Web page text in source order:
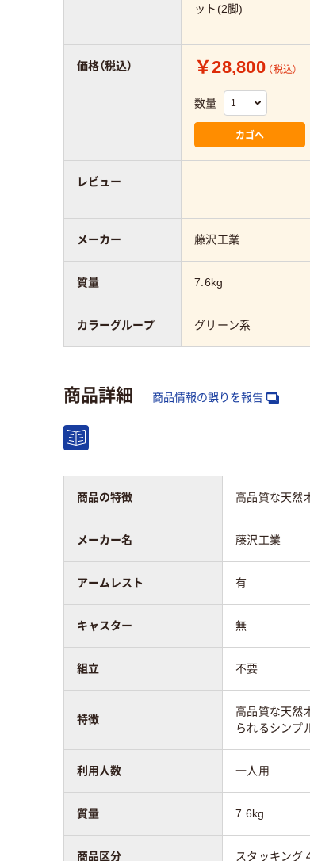
ット(2脚)
￥28,800 （税込）
数量
カゴへ
藤沢工業
7.6kg
グリーン系
価格（税込）
レビュー
メーカー
質量
カラーグループ
商品詳細 商品情報の誤りを報告
商品の特徴 高品質な天然
メーカー名 藤沢工業
アームレスト 有
キャスター 無
組立 不要
特徴
高品質な天然
られるシンプ
利用人数 一人用
質量 7.6kg
商品区分 スタッキング